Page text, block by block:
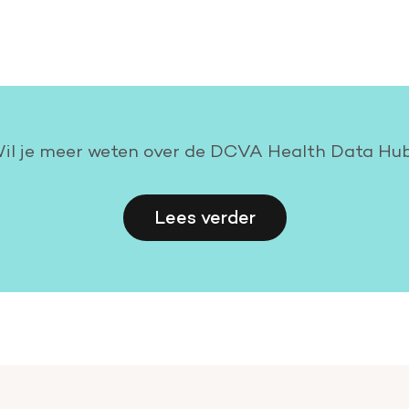
je meer weten over de DCVA Health Data
Lees verder